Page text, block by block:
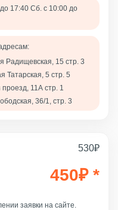
530₽
450₽ *
заявки на сайте.
17:40 Сб. с 10:00 до
Радищевская, 15 стр. 3
Татарская, 5 стр. 5
11А стр. 1
36/1, стр. 3